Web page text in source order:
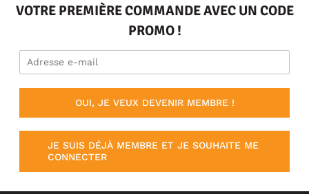
VOTRE PREMIÈRE COMMANDE AVEC UN CODE
PROMO !
OUI, JE VEUX DEVENIR MEMBRE !
JE SUIS DÉJÀ MEMBRE ET JE SOUHAITE ME
CONNECTER